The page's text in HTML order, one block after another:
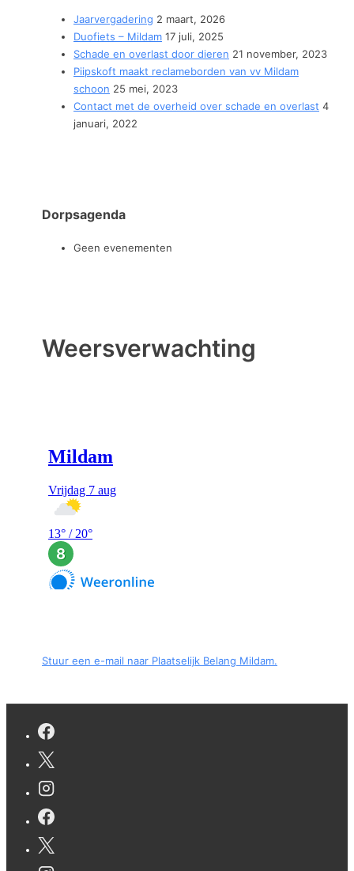
Jaarvergadering 2 maart, 2026
Duofiets – Mildam 17 juli, 2025
Schade en overlast door dieren 21 november, 2023
Piipskoft maakt reclameborden van vv Mildam
schoon 25 mei, 2023
Contact met de overheid over schade en overlast 4
januari, 2022
Dorpsagenda
Geen evenementen
Weersverwachting
Stuur een e-mail naar Plaatselijk Belang Mildam.